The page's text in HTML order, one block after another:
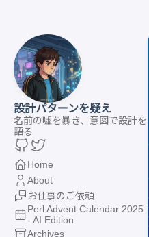
設計パターンを疑え
名前の嘘を暴き、意図で設計を
語る
Home
About
お仕事のご依頼
Perl Advent Calendar 2025
- AI Edition
Archives